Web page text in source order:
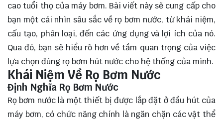
cao tuổi thọ của máy bơm. Bài viết này sẽ cung cấpcho
bạn một cái nhìn sâu sắc về rọ bơm nước, từ khái niệm,
cấu tạo, phân loại, đến các ứng dụng và lợi ích của nó.
Qua đó, bạn sẽ hiểu rõ hơn về tầm quan trọng của việc
lựa chọn đúng rọ bơm hút nước cho hệ thống của mình.
Khái Niệm Về Rọ Bơm Nước
Định Nghĩa Rọ Bơm Nước
Rọ bơm nước là một thiết bị được lắp đặt ở đầu hút của
máy bơm, có chức năng chính là ngăn chặn các vật thể